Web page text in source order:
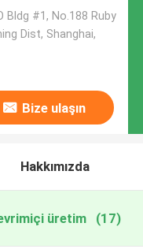
Bldg #1, No.188 Ruby
Dist, Shanghai,
Bize ulaşın
Hakkımızda
üretim (17)